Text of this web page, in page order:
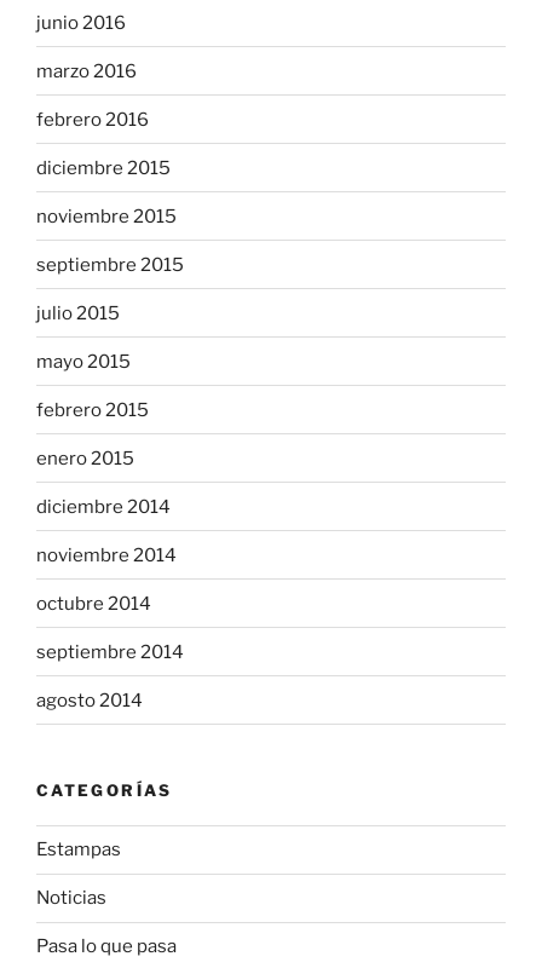
junio 2016
marzo 2016
febrero 2016
diciembre 2015
noviembre 2015
septiembre 2015
julio 2015
mayo 2015
febrero 2015
enero 2015
diciembre 2014
noviembre 2014
octubre 2014
septiembre 2014
agosto 2014
CATEGORÍAS
Estampas
Noticias
Pasa lo que pasa